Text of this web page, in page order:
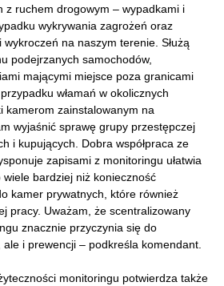
z ruchem drogowym – wypadkami i
wykrywania zagrożeń oraz
na naszym terenie. Służą
podejrzanych samochodów,
mającymi miejsce poza granicami
włamań w okolicznych
kamerom zainstalowanym na
wyjaśnić sprawę grupy przestępczej
i kupujących. Dobra współpraca ze
zapisami z monitoringu ułatwia
bardziej niż konieczność
kamer prywatnych, które również
pracy. Uważam, że scentralizowany
znacznie przyczynia się do
i prewencji – podkreśla komendant.
monitoringu potwierdza także